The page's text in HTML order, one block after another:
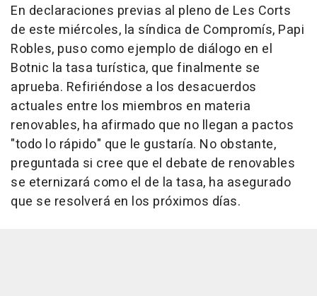
En declaraciones previas al pleno de Les Corts
de este miércoles, la síndica de Compromís, Papi
Robles, puso como ejemplo de diálogo en el
Botnic la tasa turística, que finalmente se
aprueba. Refiriéndose a los desacuerdos
actuales entre los miembros en materia
renovables, ha afirmado que no llegan a pactos
"todo lo rápido" que le gustaría. No obstante,
preguntada si cree que el debate de renovables
se eternizará como el de la tasa, ha asegurado
que se resolverá en los próximos días.